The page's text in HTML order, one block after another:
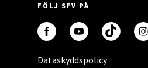
FÖLJ SFV PÅ
Dataskyddspolicy